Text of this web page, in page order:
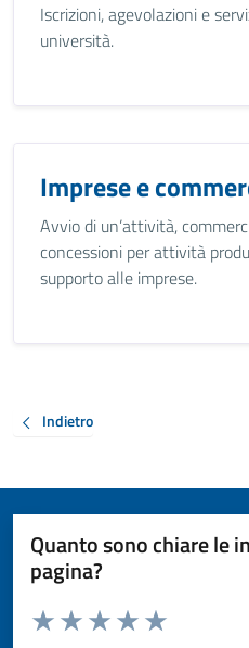
Iscrizioni, agevolazioni e
università.
Imprese e
Avvio di un’attività,
concessioni per attività
supporto alle imprese.
Indietro
Quanto sono chiare le
pagina?
Valuta da 1 a 5 stelle la pagina